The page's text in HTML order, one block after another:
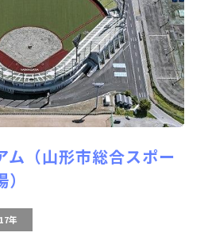
ム（山形市総合スポー
年